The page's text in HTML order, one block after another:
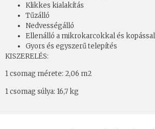
Klikkes kialakítás
Tűzálló
Nedvességálló
Ellenálló a mikrokarcokkal és
Gyors és egyszerű telepítés
KISZERELÉS:
1 csomag mérete: 2,06 m2
1 csomag súlya: 16,7 kg